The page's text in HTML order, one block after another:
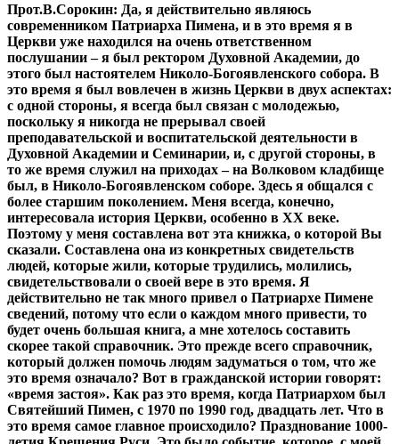
Прот.В.Сорокин: Да, я действительно являюсь
современником Патриарха Пимена, и в это время я в
Церкви уже находился на очень ответственном
послушании – я был ректором Духовной Академии, до
этого был настоятелем Николо-Богоявленского собора. В
это время я был вовлечен в жизнь Церкви в двух аспектах:
с одной стороны, я всегда был связан с молодежью,
поскольку я никогда не прерывал своей
преподавательской и воспитательской деятельности в
Духовной Академии и Семинарии, и, с другой стороны, в
то же время служил на приходах – на Волковом кладбище
был, в Николо-Богоявленском соборе. Здесь я общался с
более старшим поколением. Меня всегда, конечно,
интересовала история Церкви, особенно в ХХ веке.
Поэтому у меня составлена вот эта книжка, о которой Вы
сказали. Составлена она из конкретных свидетельств
людей, которые жили, которые трудились, молились,
свидетельствовали о своей вере в это время. Я
действительно не так много привел о Патриархе Пимене
сведений, потому что если о каждом много привести, то
будет очень большая книга, а мне хотелось составить
скорее такой справочник. Это прежде всего справочник,
который должен помочь людям задуматься о том, что же
это время означало? Вот в гражданской истории говорят:
«время застоя». Как раз это время, когда Патриархом был
Святейший Пимен, с 1970 по 1990 год, двадцать лет. Что в
это время самое главное происходило? Празднование 1000-